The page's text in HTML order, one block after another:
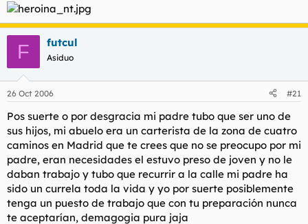
F futcul
Asiduo
26 Oct 2006 #21
Pos suerte o por desgracia mi padre tubo que ser uno de
sus hijos, mi abuelo era un carterista de la zona de cuatro
caminos en Madrid que te crees que no se preocupo por mi
padre, eran necesidades el estuvo preso de joven y no le
daban trabajo y tubo que recurrir a la calle mi padre ha
sido un currela toda la vida y yo por suerte posiblemente
tenga un puesto de trabajo que con tu preparación nunca
te aceptarían, demagogia pura jaja